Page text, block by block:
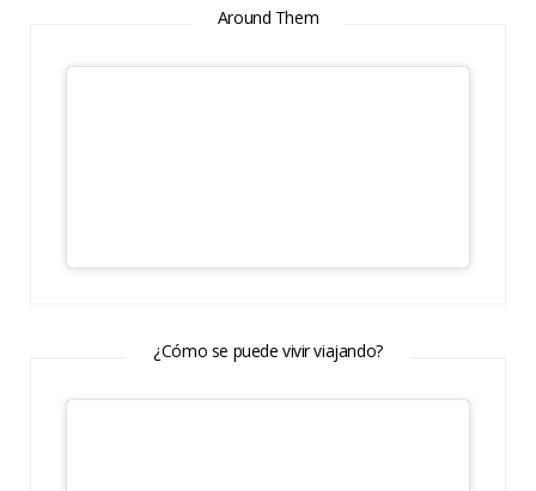
Around Them
¿Cómo se puede vivir viajando?